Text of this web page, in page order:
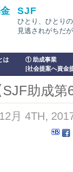
SJF
ひとり、ひとり
見逃されがちだ
は
① 助成事業
[社会提案へ資金
SJF助成
12月 4TH,